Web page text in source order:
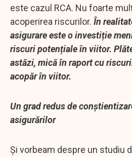
este cazul RCA. Nu foarte
acoperirea riscurilor. În
asigurare este o investiție
riscuri potențiale în viitor.
astăzi, mică în raport cu
acopăr în viitor.
Un grad redus de
asigurărilor
Și vorbeam despre un studiu